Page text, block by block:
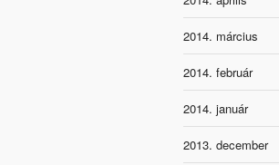
2014. március
2014. február
2014. január
2013. december